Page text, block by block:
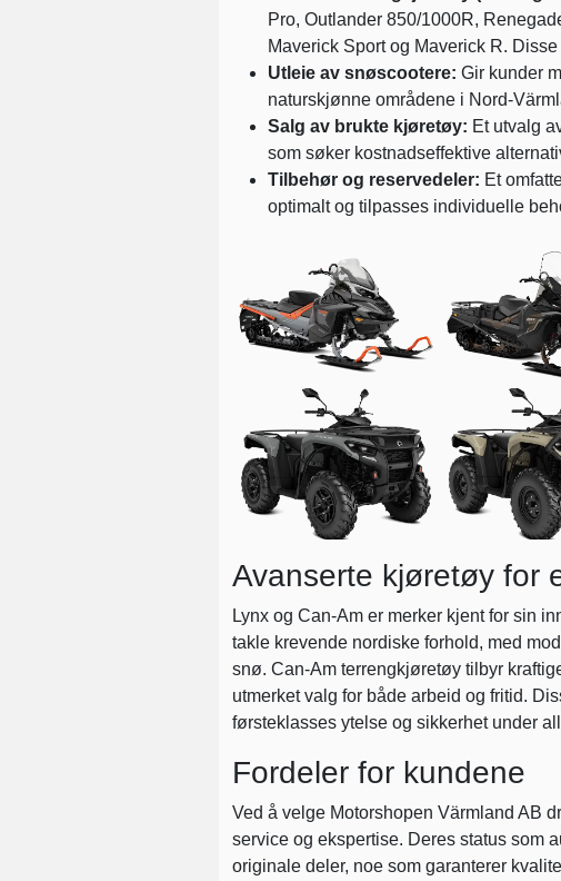
Pro, Outlander 850/1000R,
Maverick Sport og Maverick R.
Utleie av snøscootere: Gir kunder
naturskjønne områdene i Nord-
Salg av brukte kjøretøy: Et utvalg
som søker kostnadseffektive
Tilbehør og reservedeler: Et
optimalt og tilpasses individuelle
Avanserte kjøretøy for
Lynx og Can-Am er merker kjent for sin
takle krevende nordiske forhold, med
snø. Can-Am terrengkjøretøy tilbyr
utmerket valg for både arbeid og fritid.
førsteklasses ytelse og sikkerhet under
Fordeler for kundene
Ved å velge Motorshopen Värmland AB
service og ekspertise. Deres status som
originale deler, noe som garanterer